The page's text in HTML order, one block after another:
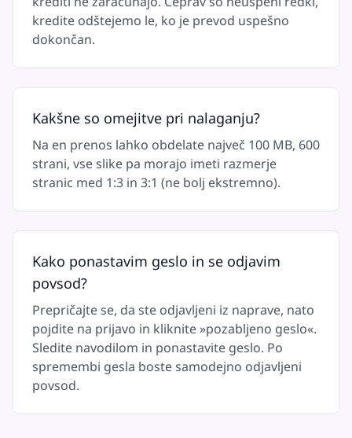
kredite odštejemo le, ko je prevod uspešno
dokončan.
Kakšne so omejitve pri nalaganju?
Na en prenos lahko obdelate največ 100 MB, 600
strani, vse slike pa morajo imeti razmerje
stranic med 1:3 in 3:1 (ne bolj ekstremno).
Kako ponastavim geslo in se odjavim
povsod?
Prepričajte se, da ste odjavljeni iz naprave, nato
pojdite na prijavo in kliknite »pozabljeno geslo«.
Sledite navodilom in ponastavite geslo. Po
spremembi gesla boste samodejno odjavljeni
povsod.